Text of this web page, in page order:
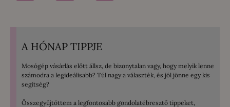
A HÓNAP TIPPJE
Mosógép vásárlás előtt állsz, de bizonytalan vagy, hogy melyik lenne
számodra a legideálisabb? Túl nagy a választék, és jól jönne egy kis
segítség?
Összegyűjtöttem a legfontosabb gondolatébresztő tippeket,